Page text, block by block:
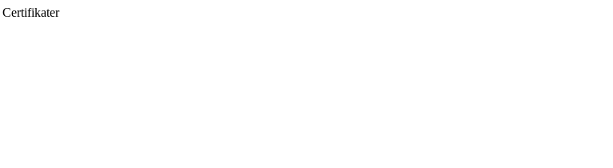
Certifikater